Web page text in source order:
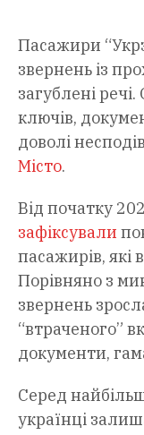
Пасажири
звернень із
загублені
ключів,
доволі
Місто.
Від початку
зафіксували
пасажирів, які
Порівняно з
звернень
“втраченого”
документи,
Серед
українці